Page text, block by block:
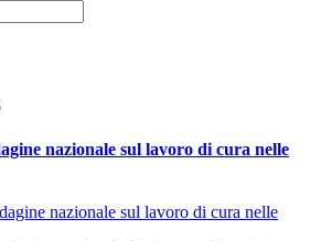
nazionale sul lavoro di cura nelle